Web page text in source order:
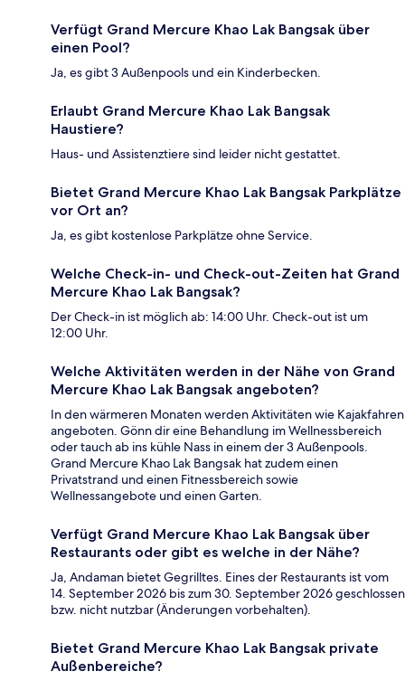
Verfügt Grand Mercure Khao Lak Bangsak über
einen Pool?
Ja, es gibt 3 Außenpools und ein Kinderbecken.
Erlaubt Grand Mercure Khao Lak Bangsak
Haustiere?
Haus- und Assistenztiere sind leider nicht gestattet.
Bietet Grand Mercure Khao Lak Bangsak Parkplätze
vor Ort an?
Ja, es gibt kostenlose Parkplätze ohne Service.
Welche Check-in- und Check-out-Zeiten hat Grand
Mercure Khao Lak Bangsak?
Der Check-in ist möglich ab: 14:00 Uhr. Check-out ist um
12:00 Uhr.
Welche Aktivitäten werden in der Nähe von Grand
Mercure Khao Lak Bangsak angeboten?
In den wärmeren Monaten werden Aktivitäten wie Kajakfahren
angeboten. Gönn dir eine Behandlung im Wellnessbereich
oder tauch ab ins kühle Nass in einem der 3 Außenpools.
Grand Mercure Khao Lak Bangsak hat zudem einen
Privatstrand und einen Fitnessbereich sowie
Wellnessangebote und einen Garten.
Verfügt Grand Mercure Khao Lak Bangsak über
Restaurants oder gibt es welche in der Nähe?
Ja, Andaman bietet Gegrilltes. Eines der Restaurants ist vom
14. September 2026 bis zum 30. September 2026 geschlossen
bzw. nicht nutzbar (Änderungen vorbehalten).
Bietet Grand Mercure Khao Lak Bangsak private
Außenbereiche?